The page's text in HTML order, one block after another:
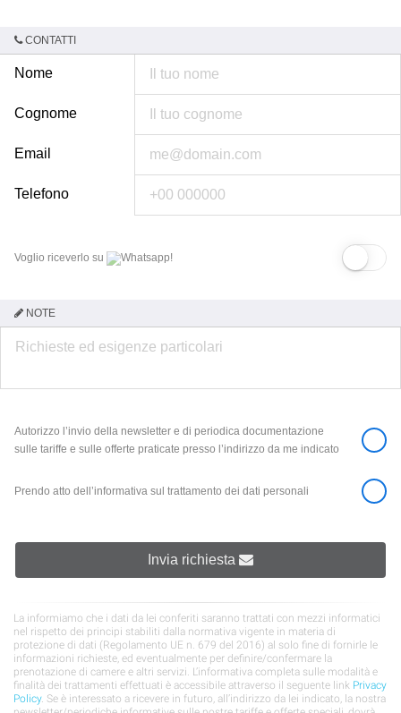
CONTATTI
Nome
Cognome
Email
Telefono
Voglio riceverlo su Whatsapp!
NOTE
Autorizzo l’invio della newsletter e di periodica documentazione
sulle tariffe e sulle offerte praticate presso l’indirizzo da me indicato
Prendo atto dell’informativa sul trattamento dei dati personali
Invia richiesta
La informiamo che i dati da lei conferiti saranno trattati con mezzi informatici
nel rispetto dei principi stabiliti dalla normativa vigente in materia di
protezione di dati (Regolamento UE n. 679 del 2016) al solo fine di fornirle le
informazioni richieste, ed eventualmente per definire/confermare la
prenotazione di camere e altri servizi. L’informativa completa sulle modalità e
finalità dei trattamenti effettuati è accessibile attraverso il seguente link Privacy
Policy. Se è interessato a ricevere in futuro, all’indirizzo da lei indicato, la nostra